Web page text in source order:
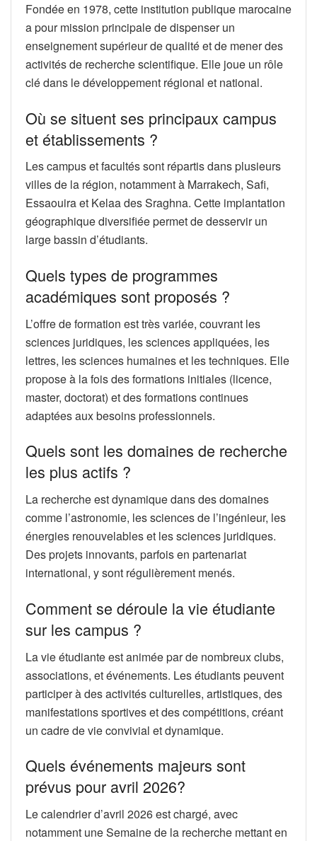
Fondée en 1978, cette institution publique marocaine
a pour mission principale de dispenser un
enseignement supérieur de qualité et de mener des
activités de recherche scientifique. Elle joue un rôle
clé dans le développement régional et national.
Où se situent ses principaux campus
et établissements ?
Les campus et facultés sont répartis dans plusieurs
villes de la région, notamment à Marrakech, Safi,
Essaouira et Kelaa des Sraghna. Cette implantation
géographique diversifiée permet de desservir un
large bassin d’étudiants.
Quels types de programmes
académiques sont proposés ?
L’offre de formation est très variée, couvrant les
sciences juridiques, les sciences appliquées, les
lettres, les sciences humaines et les techniques. Elle
propose à la fois des formations initiales (licence,
master, doctorat) et des formations continues
adaptées aux besoins professionnels.
Quels sont les domaines de recherche
les plus actifs ?
La recherche est dynamique dans des domaines
comme l’astronomie, les sciences de l’ingénieur, les
énergies renouvelables et les sciences juridiques.
Des projets innovants, parfois en partenariat
international, y sont régulièrement menés.
Comment se déroule la vie étudiante
sur les campus ?
La vie étudiante est animée par de nombreux clubs,
associations, et événements. Les étudiants peuvent
participer à des activités culturelles, artistiques, des
manifestations sportives et des compétitions, créant
un cadre de vie convivial et dynamique.
Quels événements majeurs sont
prévus pour avril 2026?
Le calendrier d’avril 2026 est chargé, avec
notamment une Semaine de la recherche mettant en